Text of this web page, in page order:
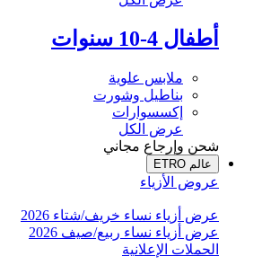
أطفال 4-10 سنوات
ملابس علوية
بناطيل وشورت
إكسسوارات
عرض الكل
شحن وإرجاع مجاني
عالم ETRO
عروض الأزياء
عرض أزياء نساء خريف/شتاء 2026
عرض أزياء نساء ربيع/صيف 2026
الحملات الإعلانية